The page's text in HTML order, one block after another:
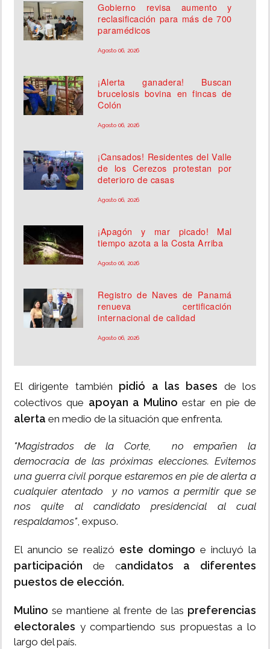
Gobierno revisa aumento y
reclasificación para más de 700
paramédicos
Agosto 06, 2026
¡Alerta ganadera! Buscan
brucelosis bovina en fincas de
Colón
Agosto 06, 2026
¡Cansados! Residentes del Valle
de los Cerezos protestan por
deterioro de casas
Agosto 06, 2026
¡Apagón y mar picado! Mal
tiempo azota a la Costa Arriba
Agosto 06, 2026
Registro de Naves de Panamá
renueva certificación
internacional de calidad
Agosto 06, 2026
El dirigente también pidió a las bases de los
colectivos que apoyan a Mulinoestar en pie de
alerta en medio de la situación que enfrenta.
"Magistrados de la Corte, no empañen la
democracia de las próximas elecciones. Evitemos
una guerra civil porque estaremos en pie de alerta a
cualquier atentado y no vamos a permitir que se
nos quite al candidato presidencial al cual
respaldamos", expuso.
El anuncio se realizó este domingo e incluyó la
participación de candidatos a diferentes
puestos de elección.
Mulino se mantiene al frente de las preferencias
electorales y compartiendo sus propuestas a lo
largo del país.